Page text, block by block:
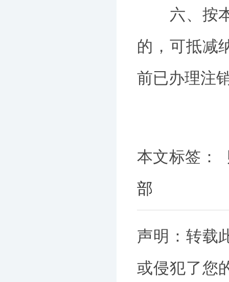
六、按本
的，可抵减
前已办理注
本文标签：
部
声明：转载
或侵犯了您